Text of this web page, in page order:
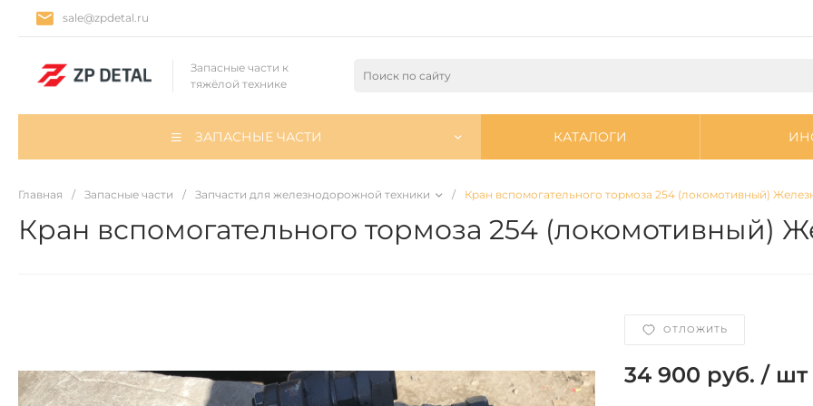
sale@zpdetal.ru
Запасные части к
тяжёлой технике
ЗАПАСНЫЕ ЧАСТИ КАТАЛОГИ
Главная / Запасные части / Запчасти для железнодорожной техники / Кран вспомогательного тормоза 254 (локомотивный)
Кран вспомогательного тормоза 254 (локомотивный)
ОТЛОЖИТЬ
34 900 руб. / шт